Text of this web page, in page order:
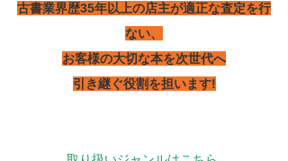
古書業界歴35年以上の店主が適正な査定を行
ない、
お客様の大切な本を次世代へ
引き継ぐ役割を担います!